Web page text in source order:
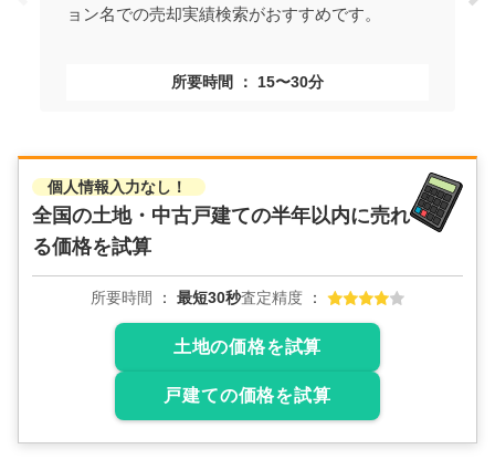
ョン名での売却実績検索がおすすめです。
所要時間 15〜30分
個人情報入力なし！
全国の土地・中古戸建ての半年以内に売れ
る価格を試算
所要時間 最短30秒査定精度
土地の価格を試算
戸建ての価格を試算